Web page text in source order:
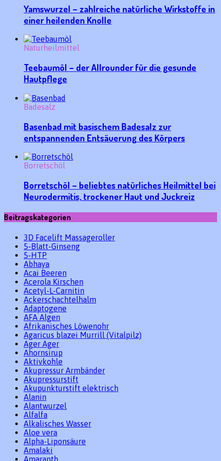
Yamswurzel – zahlreiche natürliche Wirkstoffe in
einer heilenden Knolle
Naturheilmittel
Teebaumöl – der Allrounder für die gesunde
Hautpflege
Badesalz
Basenbad mit basischem Badesalz zur
entspannenden Entsäuerung des Körpers
Borretschöl
Borretschöl – beliebtes natürliches Heilmittel bei
Neurodermitis, trockener Haut und Juckreiz
Beitragskategorien
3D Facelift Massageroller
5-Blatt-Ginseng
5-HTP
Abhaya
Acai Beeren
Acerola Kirschen
Acetyl-L-Carnitin
Ackerschachtelhalm
Adaptogene
AFA Algen
Afrikanisches Löwenohr
Agaricus blazei Murrill (Vitalpilz)
Ager Ager
Ahornsirup
Aktivkohle
Akupressur Armbänder
Akupressurstift
Akupunkturstift elektrisch
Alanin
Alantwurzel
Alfalfa
Alkalisches Wasser
Aloe vera
Alpha-Liponsäure
Amalaki
Amaranth